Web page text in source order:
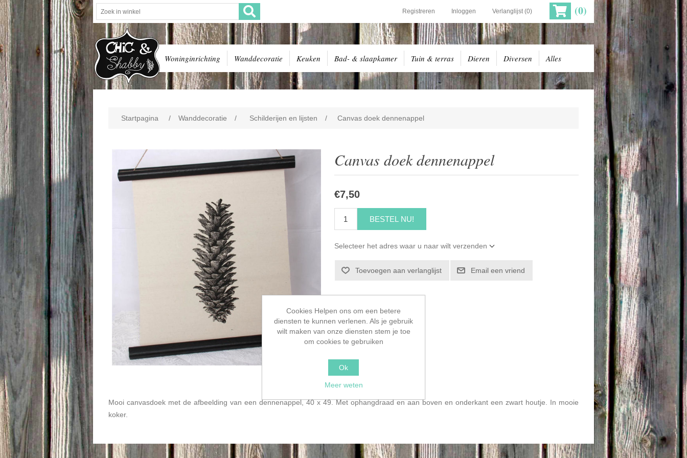
Registreren Inloggen Verlanglijst (0) (0)
Woninginrichting Wanddecoratie Keuken Bad- & slaapkamer Tuin & terras Dieren Diversen Alles
Startpagina / Wanddecoratie / Schilderijen en lijsten / Canvas doek dennenappel
Canvas doek dennenappel
€7,50
BESTEL NU!
Selecteer het adres waar u naar wilt verzenden
Toevoegen aan verlanglijst Email een vriend
Mooi canvasdoek met de afbeelding van een dennenappel, 40 x 49. Met ophangdraad en aan boven en onderkant een zwart houtje. In mooie
koker.
Cookies Helpen ons om een betere
diensten te kunnen verlenen. Als je gebruik
wilt maken van onze diensten stem je toe
om cookies te gebruiken
Ok
Meer weten